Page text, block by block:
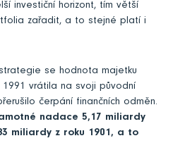
investiční horizont, tím větší
zařadit, a to stejné platí i
se hodnota majetku
vrátila na svoji původní
čerpání finančních odměn.
nadace 5,17 miliardy
miliardy z roku 1901, a to